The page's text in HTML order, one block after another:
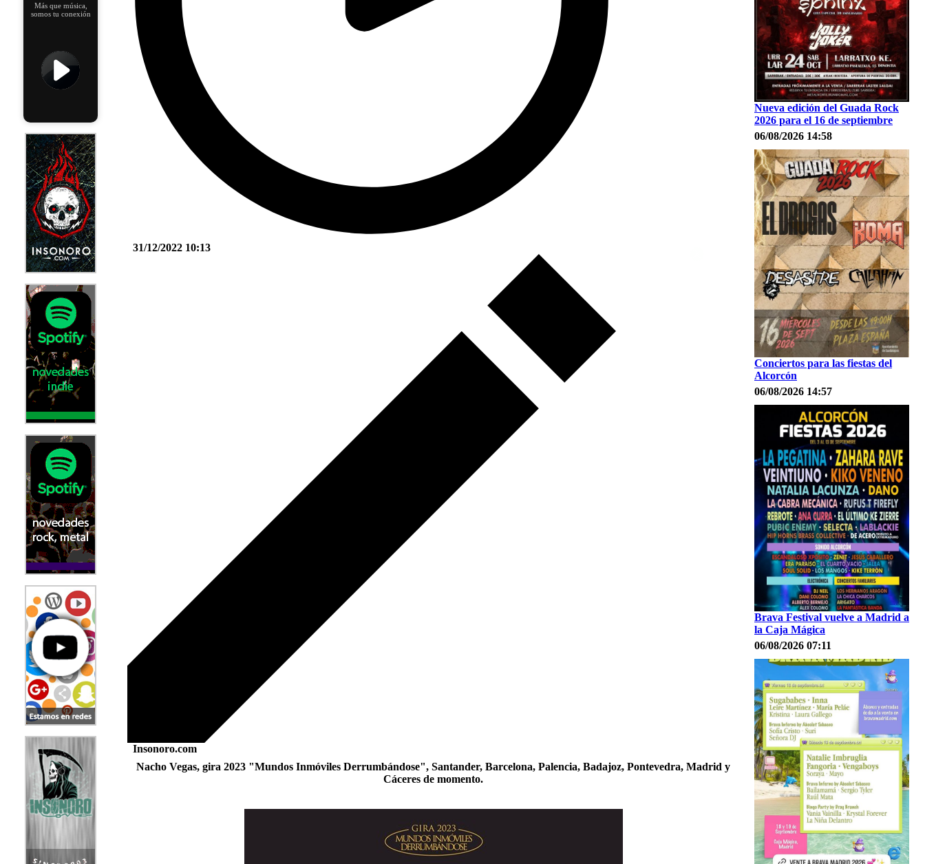
Más que música,
somos tu conexión
31/12/2022 10:13
Insonoro.com
Nacho Vegas, gira 2023 "Mundos Inmóviles Derrumbándose", Santander, Barcelona, Palencia, Badajoz, Pontevedra, Madrid y
Cáceres de momento.
Nueva edición del Guada Rock
2026 para el 16 de septiembre
06/08/2026 14:58
Conciertos para las fiestas del
Alcorcón
06/08/2026 14:57
Brava Festival vuelve a Madrid a
la Caja Mágica
06/08/2026 07:11